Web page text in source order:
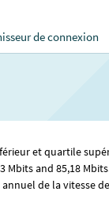
de connexion
et quartile
Mbits and 85,18
de la vitesse